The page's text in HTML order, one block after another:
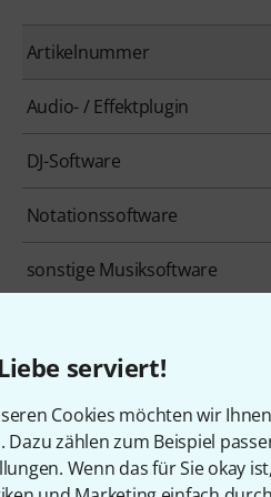
serviert!
Cookies möchten wir
Dazu zählen zum Beispiel
Wenn das für Sie okay
Artikelnummer
Audio- / Effektplugin
DJ-Software
Notationssoftware
sonstige Musiksoftware
&